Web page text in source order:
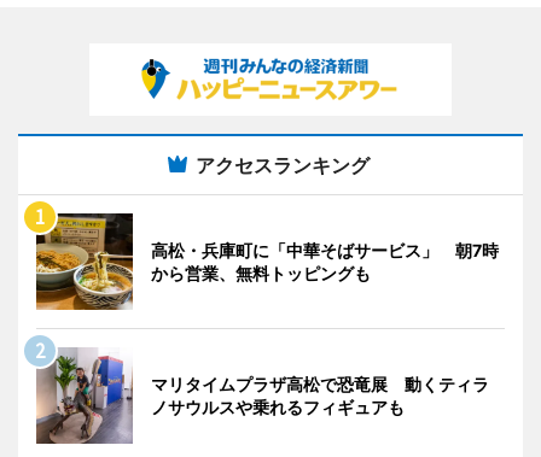
アクセスランキング
高松・兵庫町に「中華そばサービス」 朝7時
から営業、無料トッピングも
マリタイムプラザ高松で恐竜展 動くティラ
ノサウルスや乗れるフィギュアも